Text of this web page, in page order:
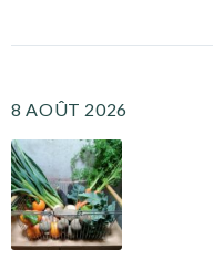
8 AOÛT 2026